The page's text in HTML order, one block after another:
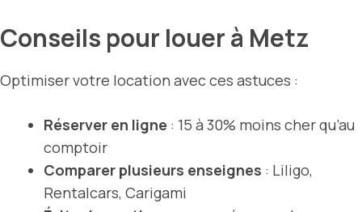
Conseils pour louer à Metz
Optimiser votre location avec ces astuces :
Réserver en ligne : 15 à 30% moins cher qu’au
comptoir
Comparer plusieurs enseignes : Liligo,
Rentalcars, Carigami